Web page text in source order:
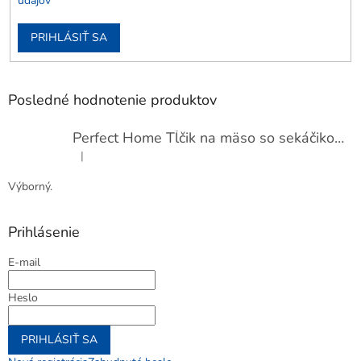
PRIHLÁSIŤ SA
Posledné hodnotenie produktov
Perfect Home Tĺčik na mäso so sekáčikom, 56893
Hodnotenie produktu je 5 z 5 hviezdičiek.
|
Výborný.
Prihlásenie
E-mail
Heslo
PRIHLÁSIŤ SA